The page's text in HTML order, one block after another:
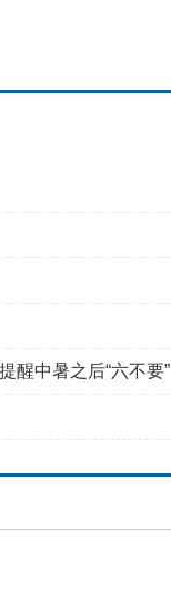
醒中暑之后“六不要”